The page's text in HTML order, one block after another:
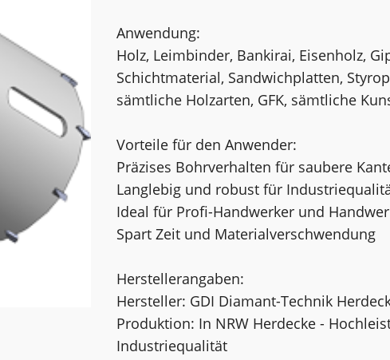
Anwendung:
Holz, Leimbinder, Bankirai, Eisenholz,
Schichtmaterial, Sandwichplatten,
sämtliche Holzarten, GFK, sämtliche
Vorteile für den Anwender:
Präzises Bohrverhalten für saubere
Langlebig und robust für
Ideal für Profi-Handwerker und
Spart Zeit und Materialverschwendung
Herstellerangaben:
Hersteller: GDI Diamant-Technik
Produktion: In NRW Herdecke -
Industriequalität